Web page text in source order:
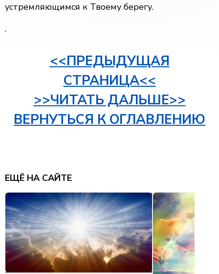
устремляющимся к Твоему берегу.
.
<<ПРЕДЫДУЩАЯ
СТРАНИЦА<<
>>ЧИТАТЬ ДАЛЬШЕ>>
ВЕРНУТЬСЯ К ОГЛАВЛЕНИЮ
ЕЩЁ НА САЙТЕ